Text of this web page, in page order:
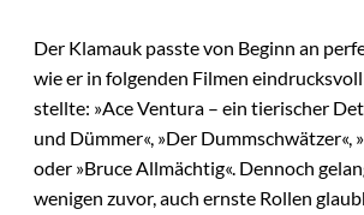
Der Klamauk passte von Beginn an
wie er in folgenden Filmen eindrucksvoll
stellte: »Ace Ventura – ein tierischer
und Dümmer«, »Der Dummschwätzer«,
oder »Bruce Allmächtig«. Dennoch
wenigen zuvor, auch ernste Rollen